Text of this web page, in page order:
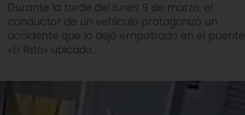
Durante la tarde del lunes 9 de marzo, el
conductor de un vehículo protagonizó un
accidente que lo dejó empotrado en el puente
«El Riito» ubicado...